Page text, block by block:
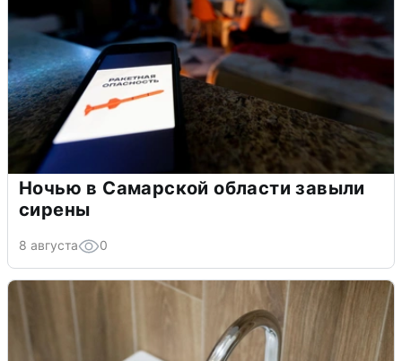
Ночью в Самарской области завыли
сирены
8 августа 0